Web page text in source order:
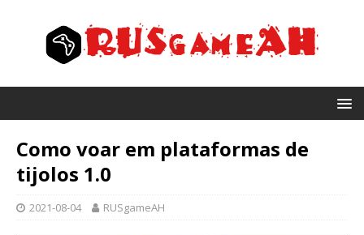
Como voar em plataformas de
tijolos 1.0
2021-08-04 RUSgameAH